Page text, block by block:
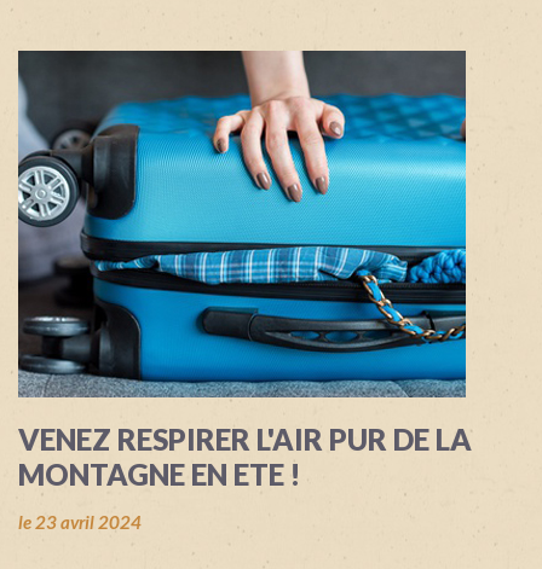
VENEZ RESPIRER L'AIR PUR DE LA
MONTAGNE EN ETE !
le 23 avril 2024
de
passe
oublié
?
Login
with
Facebook
Login
with
Google
+